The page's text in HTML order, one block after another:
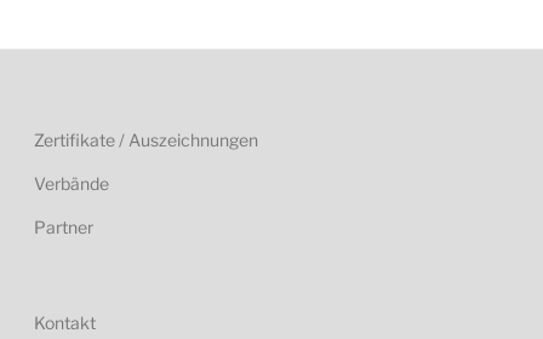
Zertifikate / Auszeichnungen
Verbände
Partner
Kontakt